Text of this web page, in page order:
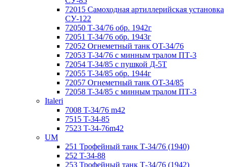
72015 Самоходная артиллерийская установка
СУ-122
72050 Т-34/76 обр. 1942г
72051 T-34/76 обр. 1943г
72052 Огнеметный танк OT-34/76
72053 T-34/76 с минным тралом ПТ-3
72054 T-34/85 с пушкой Д-5Т
72055 T-34/85 обр. 1944г
72057 Огнеметный танк ОT-34/85
72058 T-34/85 с минным тралом ПТ-3
Italeri
7008 T-34/76 m42
7515 T-34-85
7523 T-34-76m42
UM
251 Трофейный танк Т-34/76 (1940)
252 T-34-88
253 Трофейный танк Т-34/76 (1942)